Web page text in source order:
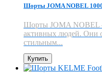
Шорты JOMA NOBEL
Шорты JOMA NOBEL
активных людей. Они
стильным...
Купить